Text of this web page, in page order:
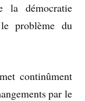
la démocratie
problème du
continûment
par le